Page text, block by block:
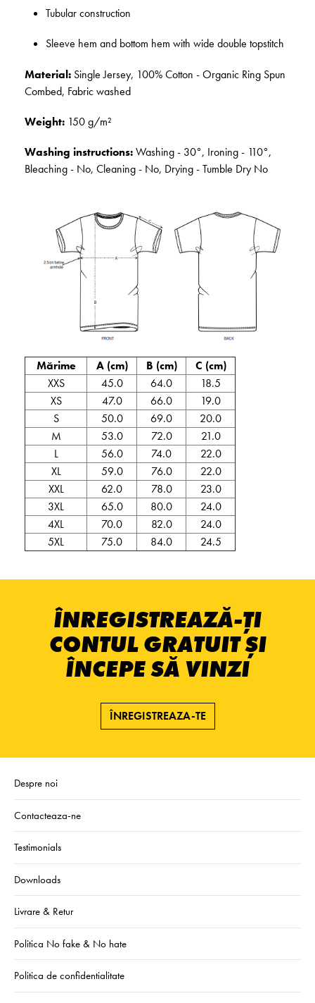
Tubular construction
Sleeve hem and bottom hem with wide double topstitch
Material: Single Jersey, 100% Cotton - Organic Ring Spun
Combed, Fabric washed
Weight: 150 g/m²
Washing instructions:Washing - 30°, Ironing - 110°,
Bleaching - No, Cleaning - No, Drying - Tumble Dry No
Mărime A (cm) B (cm)
C (cm)
XXS
45.0 64.0
18.5
XS
47.0 66.0
19.0
S
50.0 69.0
20.0
M
53.0 72.0
21.0
L
56.0 74.0
22.0
XL
59.0 76.0
22.0
XXL
62.0 78.0
23.0
3XL
65.0 80.0
24.0
4XL
70.0 82.0
24.0
5XL
75.0 84.0 24.5
ÎNREGISTREAZĂ-ȚI
CONTUL GRATUIT ȘI
ÎNCEPE SĂ VINZI
ÎNREGISTREAZA-TE
Despre noi
Contacteaza-ne
Testimonials
Downloads
Livrare & Retur
Politica No fake & No hate
Politica de confidentialitate